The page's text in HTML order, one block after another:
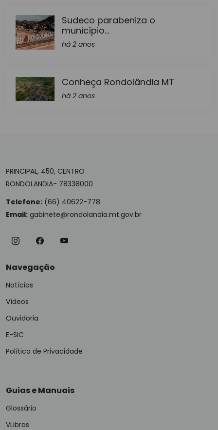
Sudeco parabeniza o
município...
há 2 anos
Conheça Rondolândia MT
há 2 anos
PRINCIPAL, 450, CENTRO
RONDOLANDIA- 78338000
Telefone: (66) 40622-778
Email: gabinete@rondolandia.mt.gov.br
Navegação
Notícias
Vídeos
Ouvidoria
E-SIC
Política de Privacidade
Guias e Manuais
Glossário
VLibras